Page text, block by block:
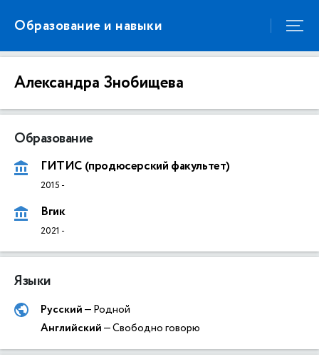
Образование и навыки
Александра Знобищева
Образование
ГИТИС (продюсерский факультет)
2015 -
Вгик
2021 -
Языки
Русский— Родной
Английский— Свободно говорю